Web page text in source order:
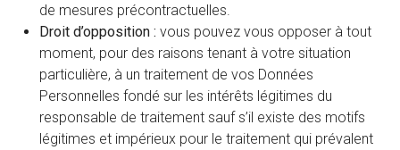
de mesures précontractuelles.
Droit d’opposition : vous pouvez vous opposer à tout
moment, pour des raisons tenant à votre situation
particulière, à un traitement de vos Données
Personnelles fondé sur les intérêts légitimes du
responsable de traitement sauf s’il existe des motifs
légitimes et impérieux pour le traitement qui prévalent